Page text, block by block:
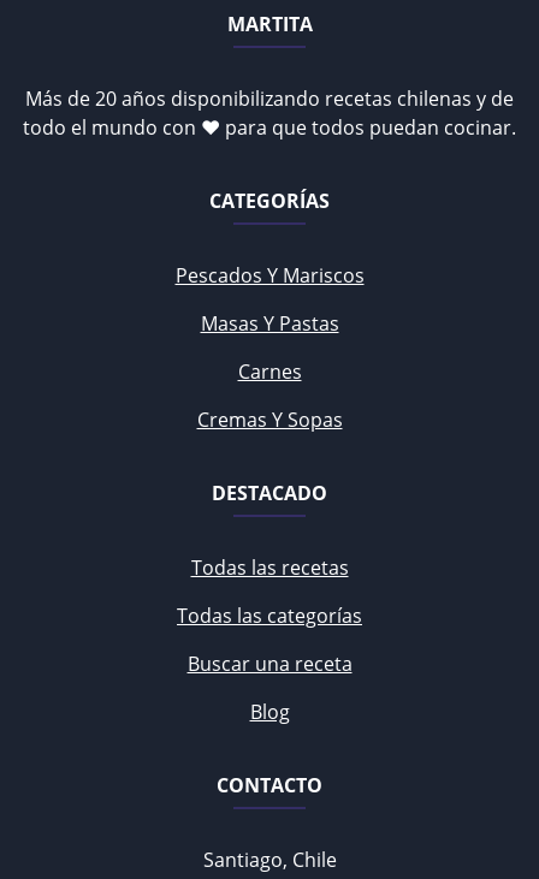
MARTITA
Más de 20 años disponibilizando recetas chilenas y de
todo el mundo con ♥ para que todos puedan cocinar.
CATEGORÍAS
Pescados Y Mariscos
Masas Y Pastas
Carnes
Cremas Y Sopas
DESTACADO
Todas las recetas
Todas las categorías
Buscar una receta
Blog
CONTACTO
Santiago, Chile